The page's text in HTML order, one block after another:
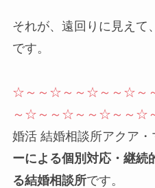
それが、遠回りに見えて
です。
☆～～☆～～☆～～☆～
～☆～～☆～～☆～～☆
婚活 結婚相談所アクア・
ーによる個別対応・継続
る結婚相談所です。